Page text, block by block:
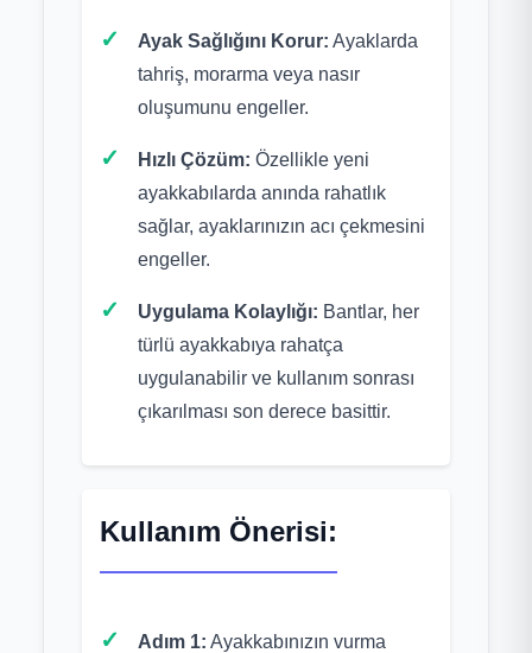
Ayak Sağlığını Korur: Ayaklarda
tahriş, morarma veya nasır
oluşumunu engeller.
Hızlı Çözüm: Özellikle yeni
ayakkabılarda anında rahatlık
sağlar, ayaklarınızın acı çekmesini
engeller.
Uygulama Kolaylığı: Bantlar, her
türlü ayakkabıya rahatça
uygulanabilir ve kullanım sonrası
çıkarılması son derece basittir.
Kullanım Önerisi:
Adım 1: Ayakkabınızın vurma